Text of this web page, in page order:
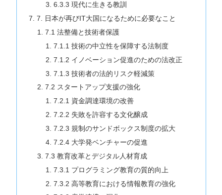
6.3.3 現代に生きる教訓
7. 日本が再びIT大国になるために必要なこと
7.1 法整備と技術者保護
7.1.1 技術の中立性を保障する法制度
7.1.2 イノベーション促進のための法改正
7.1.3 技術者の法的リスク軽減策
7.2 スタートアップ支援の強化
7.2.1 資金調達環境の改善
7.2.2 失敗を許容する文化醸成
7.2.3 規制のサンドボックス制度の拡大
7.2.4 大学発ベンチャーの促進
7.3 教育改革とデジタル人材育成
7.3.1 プログラミング教育の質的向上
7.3.2 高等教育における情報教育の強化